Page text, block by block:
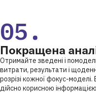
05.
Покращена
Отримайте зведені і
витрати, результати і
розрізі кожної фокус-моделі.
дійсно корисною